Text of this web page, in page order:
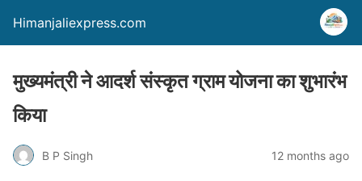
Himanjaliexpress.com
मुख्यमंत्री ने आदर्श संस्कृत ग्राम योजना का शुभारंभ
किया
B P Singh 12 months ago